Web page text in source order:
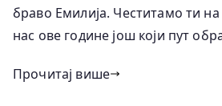
браво Емилија. Честитамо ти
нас ове године још који пут
Прочитај више